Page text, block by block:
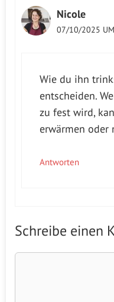
Nicole
07/10/2025
Wie du ihn
entscheiden.
zu fest wird,
erwärmen oder
Antworten
Schreibe einen